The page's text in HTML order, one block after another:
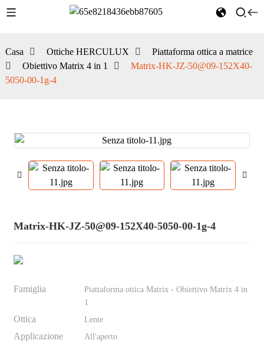
Casa Ottiche HERCULUX
Piattaforma ottica a matrice
Obiettivo Matrix 4 in 1
Matrix-HK-JZ-50@09-152X40-
5050-00-1g-4
Matrix-HK-JZ-50@09-152X40-5050-00-1g-4
Famiglia
Piattaforma ottica Matrix - Obiettivo Matrix 4 in
1
Ottica Lente
Applicazione All'aperto